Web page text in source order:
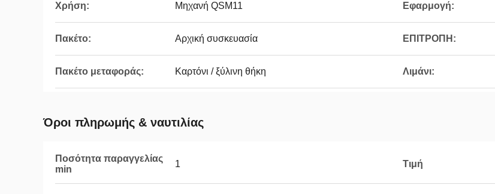
Χρήση: Μηχανή QSM11 Εφαρμογή:
Πακέτο: Αρχική συσκευασία ΕΠΙΤΡΟΠΗ:
Πακέτο μεταφοράς: Καρτόνι / ξύλινη θήκη Λιμάνι:
Όροι πληρωμής & ναυτιλίας
Ποσότητα παραγγελίας
min
1 Τιμή